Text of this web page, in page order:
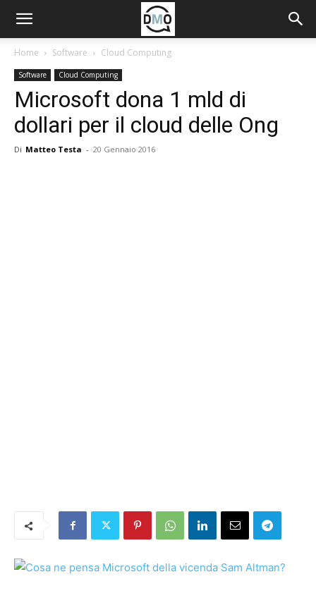
Home Software Cloud Computing
Software Cloud Computing
Microsoft dona 1 mld di
dollari per il cloud delle Ong
Di Matteo Testa - 20 Gennaio 2016